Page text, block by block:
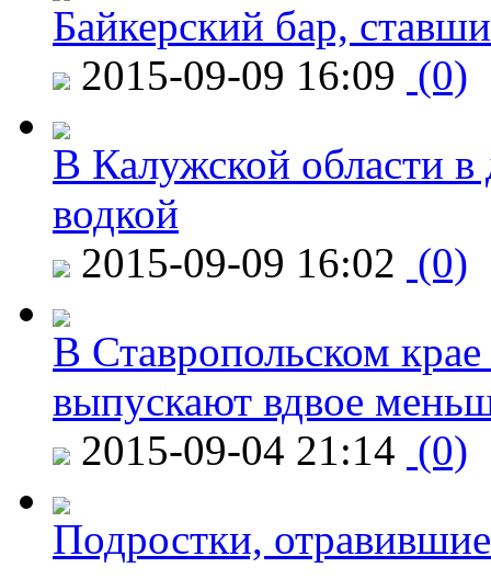
Байкерский бар,
2015-09-09 16:09 (0)
В Калужской области в
водкой
2015-09-09 16:02 (0)
В Ставропольском
выпускают вдвое
2015-09-04 21:14 (0)
Подростки,